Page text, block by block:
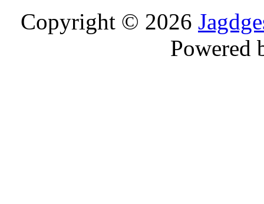
Copyright © 2026
Powered